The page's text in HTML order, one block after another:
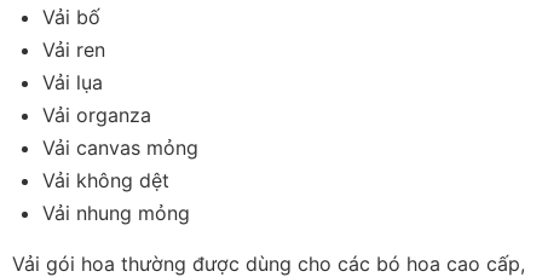
Vải bố
Vải ren
Vải lụa
Vải organza
Vải canvas mỏng
Vải không dệt
Vải nhung mỏng
Vải gói hoa thường được dùng cho các bó hoa cao cấp,